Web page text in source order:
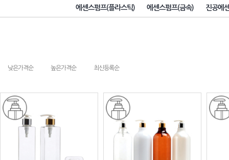
에센스펌프(플라스틱) 에센스펌프(금속) 진공에
낮은가격순 높은가격순 최신등록순